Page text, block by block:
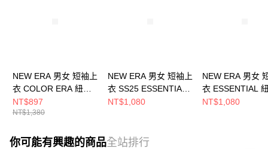
NEW ERA 男女 短袖上
衣 COLOR ERA 紐約
洋基 NE14499041
NT$897
NT$1,380
NEW ERA 男女 短袖上
衣 SS25 ESSENTIAL
紐約洋基
NT$1,080
NEW ERA 男女
衣 ESSENTIAL
基 NE12849115
NT$1,080
你可能有興趣的商品全站排行